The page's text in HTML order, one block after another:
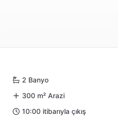
2 Banyo
300 m² Arazi
10:00 itibarıyla çıkış